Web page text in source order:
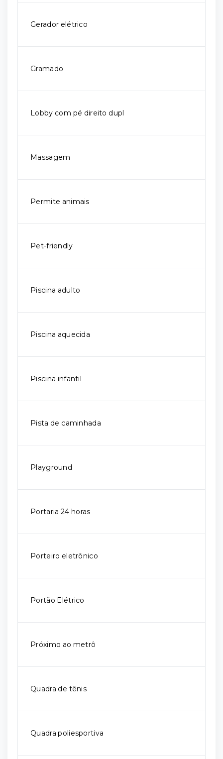
Gerador elétrico
Gramado
Lobby com pé direito dupl
Massagem
Permite animais
Pet-friendly
Piscina adulto
Piscina aquecida
Piscina infantil
Pista de caminhada
Playground
Portaria 24 horas
Porteiro eletrônico
Portão Elétrico
Próximo ao metrô
Quadra de tênis
Quadra poliesportiva